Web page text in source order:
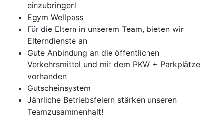
einzubringen!
Egym Wellpass
Für die Eltern in unserem Team, bieten wir
Elterndienste an
Gute Anbindung an die öffentlichen
Verkehrsmittel und mit dem PKW + Parkplätze
vorhanden
Gutscheinsystem
Jährliche Betriebsfeiern stärken unseren
Teamzusammenhalt!